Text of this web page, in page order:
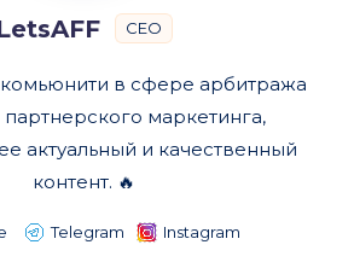
CEO
в сфере арбитража
маркетинга,
актуальный и качественный
контент. 🔥
Telegram Instagram